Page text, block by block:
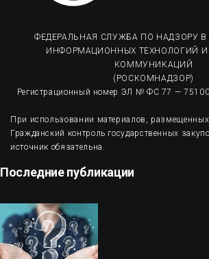
ФЕДЕРАЛЬНАЯ СЛУЖБА ПО НАДЗОРУ В
ИНФОРМАЦИОННЫХ ТЕХНОЛОГИЙ
КОММУНИКАЦИЙ
(РОСКОМНАДЗОР)
Регистрационный номер ЭЛ № ФС 77 — 75100
При использовании материалов, размещенных
Гражданский контроль государственных
источник обязательна.
Последние публикации